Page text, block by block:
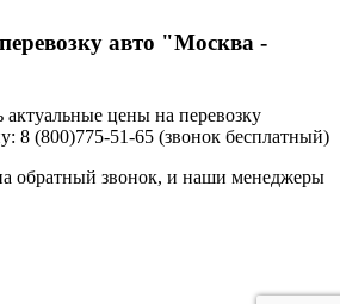
авто "Москва -
актуальные цены на перевозку
8 (800)775-51-65 (звонок бесплатный)
обратный звонок, и наши менеджеры